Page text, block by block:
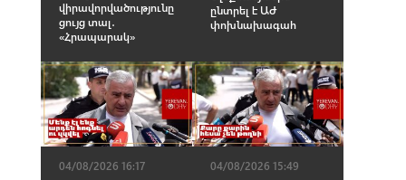
վիրավորվածությունը
ցույց տալ․
«Հրապարակ»
ընտրել է ԱԺ
փոխնախագահ
04/08/2026 16:17
04/08/2026 15:49